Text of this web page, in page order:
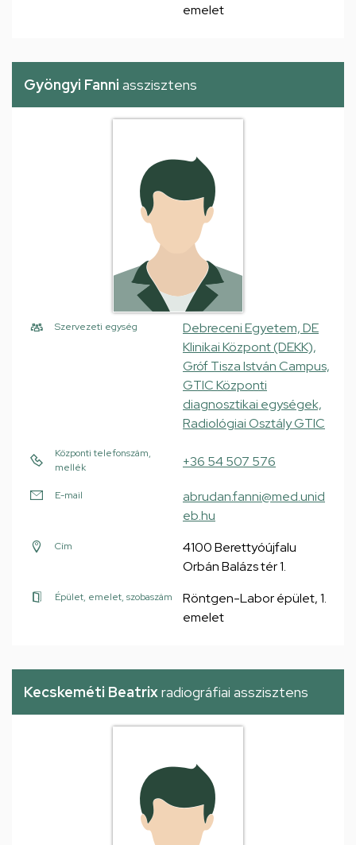
emelet
Gyöngyi Fanni asszisztens
Szervezeti egység
Debreceni Egyetem, DE
Klinikai Központ (DEKK),
Gróf Tisza István Campus,
GTIC Központi
diagnosztikai egységek,
Radiológiai Osztály GTIC
Központi telefonszám,
mellék
+36 54 507 576
E-mail
abrudan.fanni@med.unid
eb.hu
Cím
4100 Berettyóújfalu
Orbán Balázs tér 1.
Épület, emelet, szobaszám
Röntgen-Labor épület, 1.
emelet
Kecskeméti Beatrixradiográfiai asszisztens